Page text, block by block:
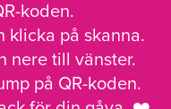
koden.
klicka på skanna.
nere till vänster.
på QR-koden.